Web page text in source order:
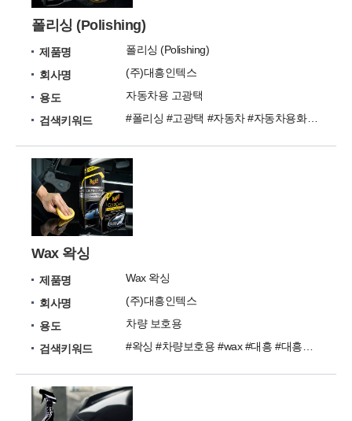
폴리싱 (Polishing)
제품명
폴리싱 (Polishing)
회사명
(주)대흥인텍스
용도
자동차용 고광택
검색키워드
#폴리싱 #고광택 #자동차 #자동차용화학 #대흥인텍스
Wax 왁싱
제품명
Wax 왁싱
회사명
(주)대흥인텍스
용도
차량 보호용
검색키워드